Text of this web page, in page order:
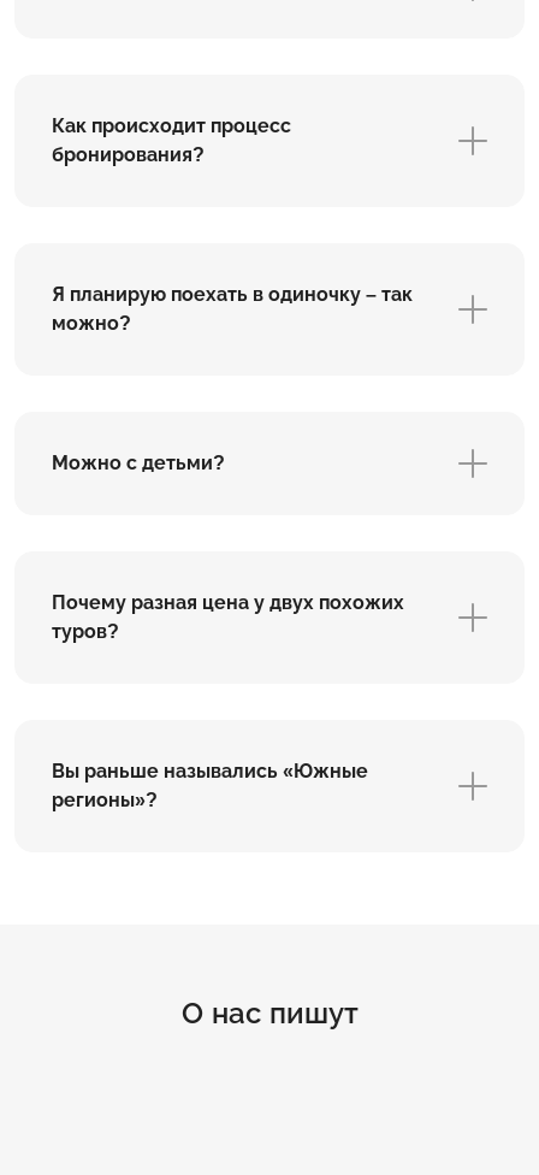
Как происходит процесс
бронирования?
Я планирую поехать в одиночку – так
можно?
Можно с детьми?
Почему разная цена у двух похожих
туров?
Вы раньше назывались «Южные
регионы»?
О нас пишут